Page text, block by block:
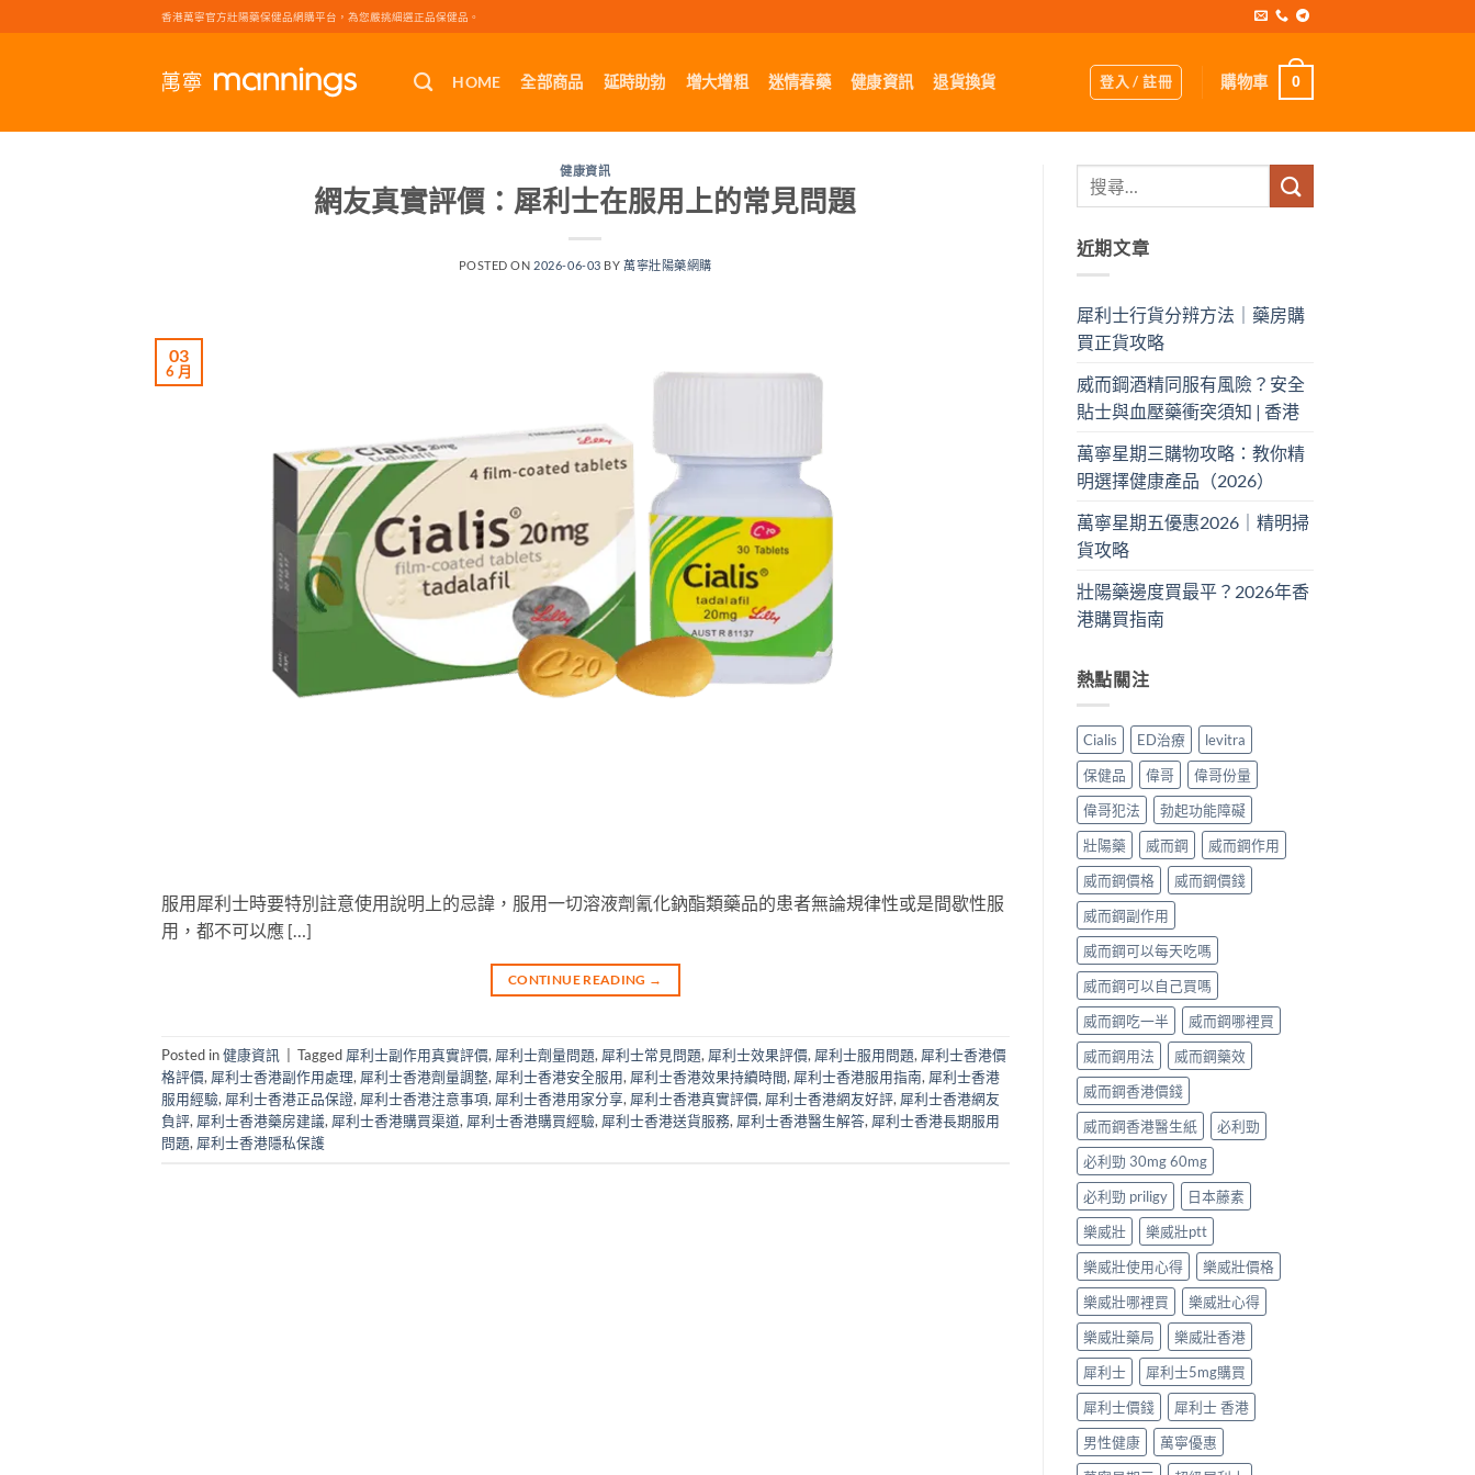
to
香港萬寧官方壯陽藥保健品網購平台，為您嚴挑細選正品保健品。
HOME 全部商品 延時助勃 增大增粗 迷情春藥 健康資訊 退貨換貨 登入 / 註冊 購物車 0
健康資訊
網友真實評價：犀利士在服用上的常見問題
POSTED ON 2026-06-03 BY萬寧壯陽藥網購
03
6 月
服用犀利士時要特別註意使用說明上的忌諱，服用一切溶液劑氰化鈉酯類藥品的患者無論規律性或是間歇性服
用，都不可以應 […]
CONTINUE READING →
Posted in健康資訊 Tagged 犀利士副作用真實評價, 犀利士劑量問題, 犀利士常見問題, 犀利士效果評價, 犀利士服用問題, 犀利士香港價
格評價, 犀利士香港副作用處理, 犀利士香港劑量調整, 犀利士香港安全服用, 犀利士香港效果持續時間, 犀利士香港服用指南, 犀利士香港
服用經驗, 犀利士香港正品保證, 犀利士香港注意事項, 犀利士香港用家分享, 犀利士香港真實評價, 犀利士香港網友好評, 犀利士香港網友
負評, 犀利士香港藥房建議, 犀利士香港購買渠道, 犀利士香港購買經驗, 犀利士香港送貨服務, 犀利士香港醫生解答, 犀利士香港長期服用
問題, 犀利士香港隱私保護
近期文章
犀利士行貨分辨方法｜藥房購
買正貨攻略
威而鋼酒精同服有風險？安全
貼士與血壓藥衝突須知 | 香港
萬寧星期三購物攻略：教你精
明選擇健康產品（2026）
萬寧星期五優惠2026｜精明掃
貨攻略
壯陽藥邊度買最平？2026年香
港購買指南
熱點關注
Cialis ED治療
levitra
保健品
偉哥
偉哥份量
偉哥犯法
勃起功能障礙
壯陽藥
威而鋼
威而鋼作用
威而鋼價格
威而鋼價錢
威而鋼副作用
威而鋼可以每天吃嗎
威而鋼可以自己買嗎
威而鋼吃一半
威而鋼哪裡買
威而鋼用法
威而鋼藥效
威而鋼香港價錢
威而鋼香港醫生紙
必利勁
必利勁 30mg 60mg
必利勁 priligy
日本藤素
樂威壯
樂威壯ptt
樂威壯使用心得
樂威壯價格
樂威壯哪裡買
樂威壯心得
樂威壯藥局
樂威壯香港
犀利士
犀利士5mg購買
犀利士價錢
犀利士 香港
男性健康
萬寧優惠